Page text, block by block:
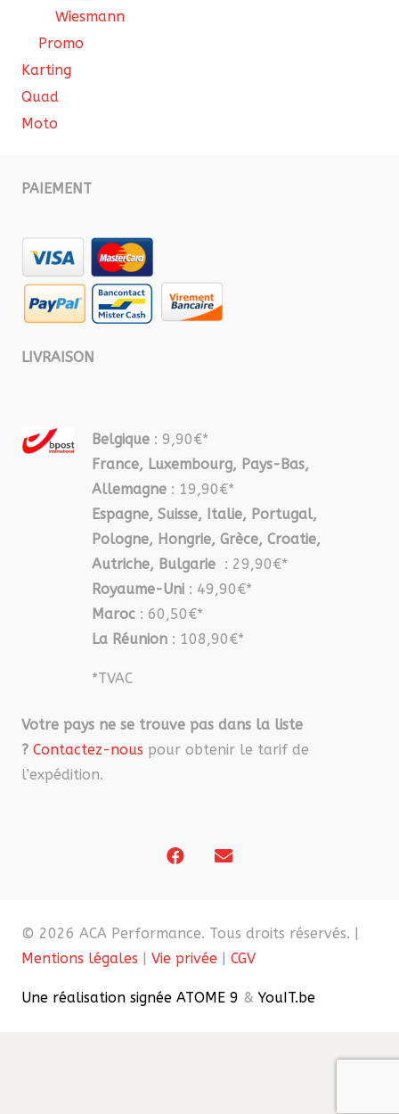
Wiesmann
Promo
Karting
Quad
Moto
PAIEMENT
LIVRAISON
Belgique : 9,90€*
France, Luxembourg, Pays-Bas,
Allemagne : 19,90€*
Espagne, Suisse, Italie, Portugal,
Pologne, Hongrie, Grèce, Croatie,
Autriche, Bulgarie : 29,90€*
Royaume-Uni : 49,90€*
Maroc : 60,50€*
La Réunion : 108,90€*
*TVAC
Votre pays ne se trouve pas dans la liste
? Contactez-nous pour obtenir le tarif de
l’expédition.
© 2026 ACA Performance. Tous droits réservés. |
Mentions légales | Vie privée | CGV
Une réalisation signée ATOME 9 & YouIT.be